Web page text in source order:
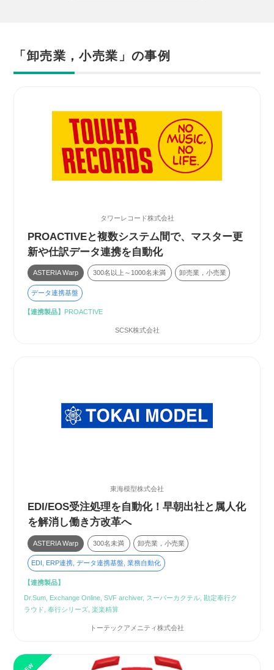
「卸売業，小売業」の事例
タワーレコード株式会社
PROACTIVEと複数システム間で、マスター更
新や仕訳データ連携を自動化
ASTERIA Warp 300名以上～1000名未満 卸売業，小売業
データ連携基盤
【連携製品】 PROACTIVE
SCSK株式会社
東海模型株式会社
EDI/EOS受注処理を自動化！早朝出社と属人化
を解消し働き方改革へ
ASTERIA Warp 300名未満 卸売業，小売業
EDI, ERP連携, データ連携基盤, 業務自動化
【連携製品】
Dr.Sum, Exchange Online, SVF archiver, スーパーカクテル, 勘定奉行ク
ラウド, 奉行シリーズ, 楽楽精算
トーテックアメニティ株式会社